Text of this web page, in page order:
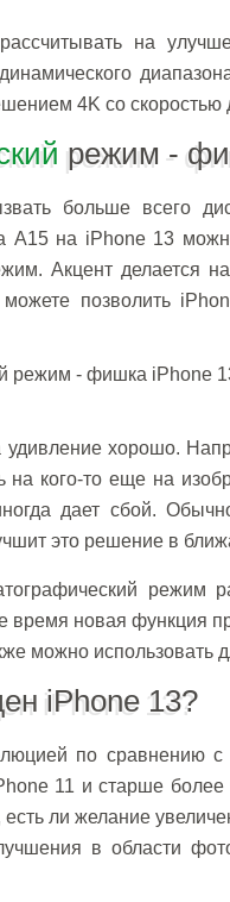
на
4K со скоростью
режим -
больше всего
A15 на iPhone 13
Акцент делается
позволить
хорошо.
кого-то еще на
дает сбой.
это решение в
режим
новая функция
можно использовать
iPhone 13?
по сравнению
11 и старше
есть ли желание
в области